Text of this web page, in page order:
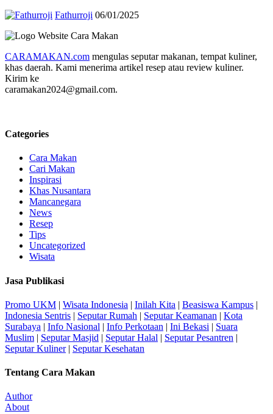
Fathurroji 06/01/2025
CARAMAKAN.com mengulas seputar makanan, tempat kuliner,
khas daerah. Kami menerima artikel resep atau review kuliner.
Kirim ke
caramakan2024@gmail.com.
Categories
Cara Makan
Cari Makan
Inspirasi
Khas Nusantara
Mancanegara
News
Resep
Tips
Uncategorized
Wisata
Jasa Publikasi
Promo UKM | Wisata Indonesia | Inilah Kita | Beasiswa Kampus |
Indonesia Sentris | Seputar Rumah | Seputar Keamanan | Kota
Surabaya | Info Nasional | Info Perkotaan | Ini Bekasi | Suara
Muslim | Seputar Masjid | Seputar Halal | Seputar Pesantren |
Seputar Kuliner| Seputar Kesehatan
Tentang Cara Makan
Author
About